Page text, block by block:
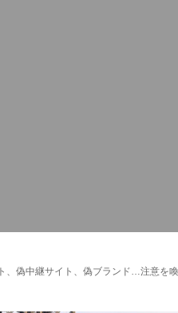
、偽中継サイト、偽ブランド…注意を